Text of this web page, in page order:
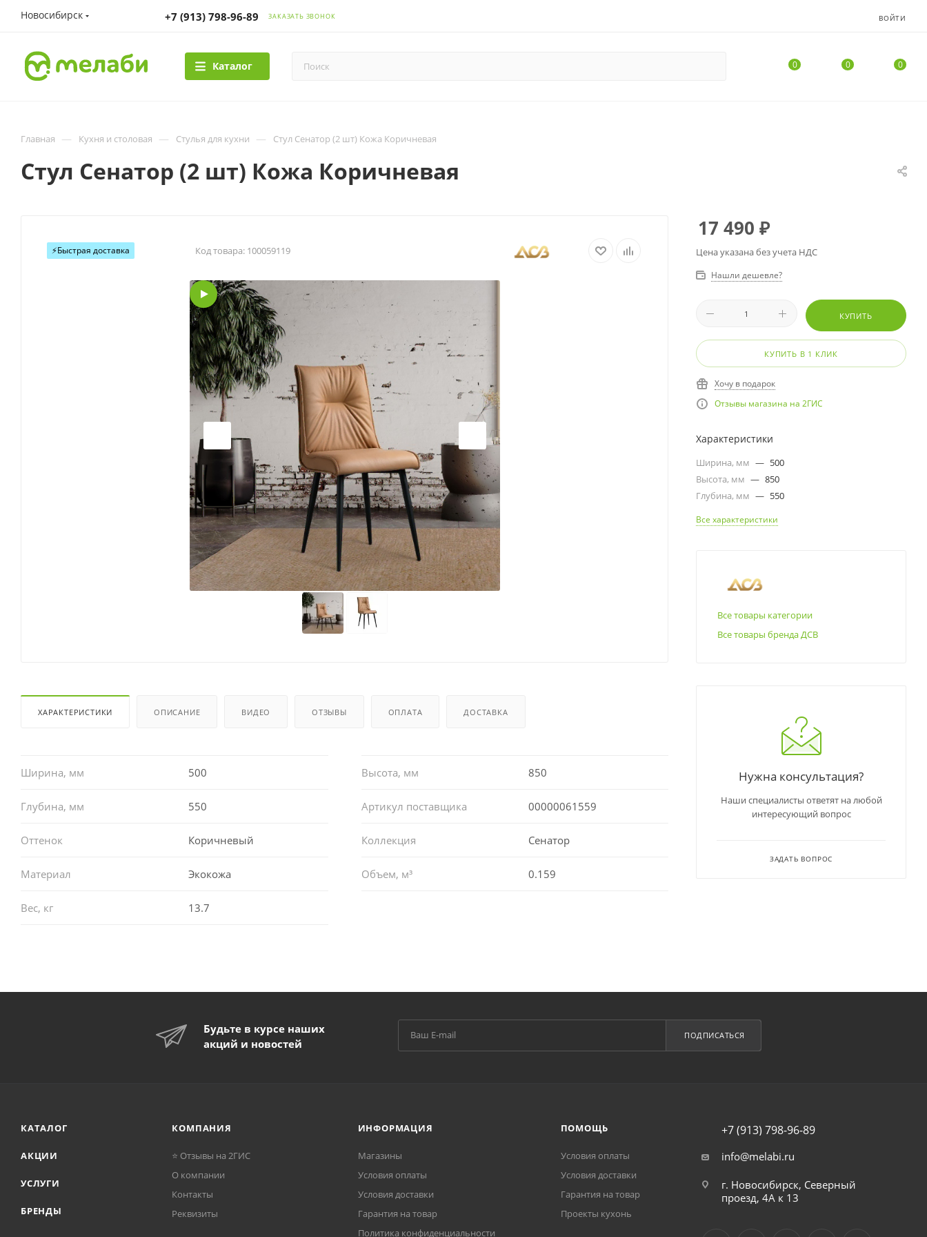
Новосибирск +7 (913) 798-96-89 ЗАКАЗАТЬ ЗВОНОК ВОЙТИ
Каталог 0 0 0
Главная — Кухня и столовая — Стулья для кухни — Стул Сенатор (2 шт) Кожа Коричневая
Стул Сенатор (2 шт) Кожа Коричневая
⚡️Быстрая доставка Код товара: 100059119
ХАРАКТЕРИСТИКИ ОПИСАНИЕ ВИДЕО ОТЗЫВЫ ОПЛАТА ДОСТАВКА
Ширина, мм 500 Высота, мм 850
Глубина, мм 550 Артикул поставщика 00000061559
Оттенок Коричневый Коллекция Сенатор
Материал Экокожа Объем, м³ 0.159
Вес, кг 13.7
17 490 ₽
Цена указана без учета НДС
Нашли дешевле?
КУПИТЬ
КУПИТЬ В 1 КЛИК
Хочу в подарок
Отзывы магазина на 2ГИС
Характеристики
Ширина, мм — 500
Высота, мм — 850
Глубина, мм — 550
Все характеристики
Все товары категории
Все товары бренда ДСВ
Нужна консультация?
Наши специалисты ответят на любой
интересующий вопрос
ЗАДАТЬ ВОПРОС
Будьте в курсе наших
акций и новостей
ПОДПИСАТЬСЯ
КАТАЛОГ
АКЦИИ
УСЛУГИ
БРЕНДЫ
КОМПАНИЯ
⭐ Отзывы на 2ГИС
О компании
Контакты
Реквизиты
ИНФОРМАЦИЯ
Магазины
Условия оплаты
Условия доставки
Гарантия на товар
Политика конфиденциальности
ПОМОЩЬ
Условия оплаты
Условия доставки
Гарантия на товар
Проекты кухонь
+7 (913) 798-96-89
info@melabi.ru
г. Новосибирск, Северный
проезд, 4А к 13